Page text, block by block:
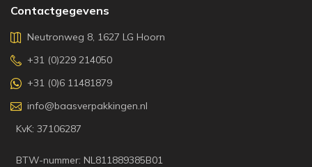
Contactgegevens
Neutronweg 8, 1627 LG Hoorn
+31 (0)229 214050
+31 (0)6 11481879
info@baasverpakkingen.nl
KvK: 37106287
BTW-nummer: NL811889385B01